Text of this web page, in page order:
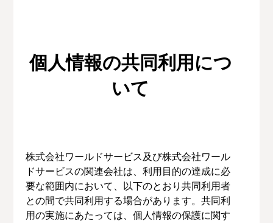
個人情報の共同利用につ
いて
株式会社ワールドサービス及び株式会社ワール
ドサービスの関連会社は、利用目的の達成に必
要な範囲内において、以下のとおり共同利用者
との間で共同利用する場合があります。共同利
用の実施にあたっては、個人情報の保護に関す